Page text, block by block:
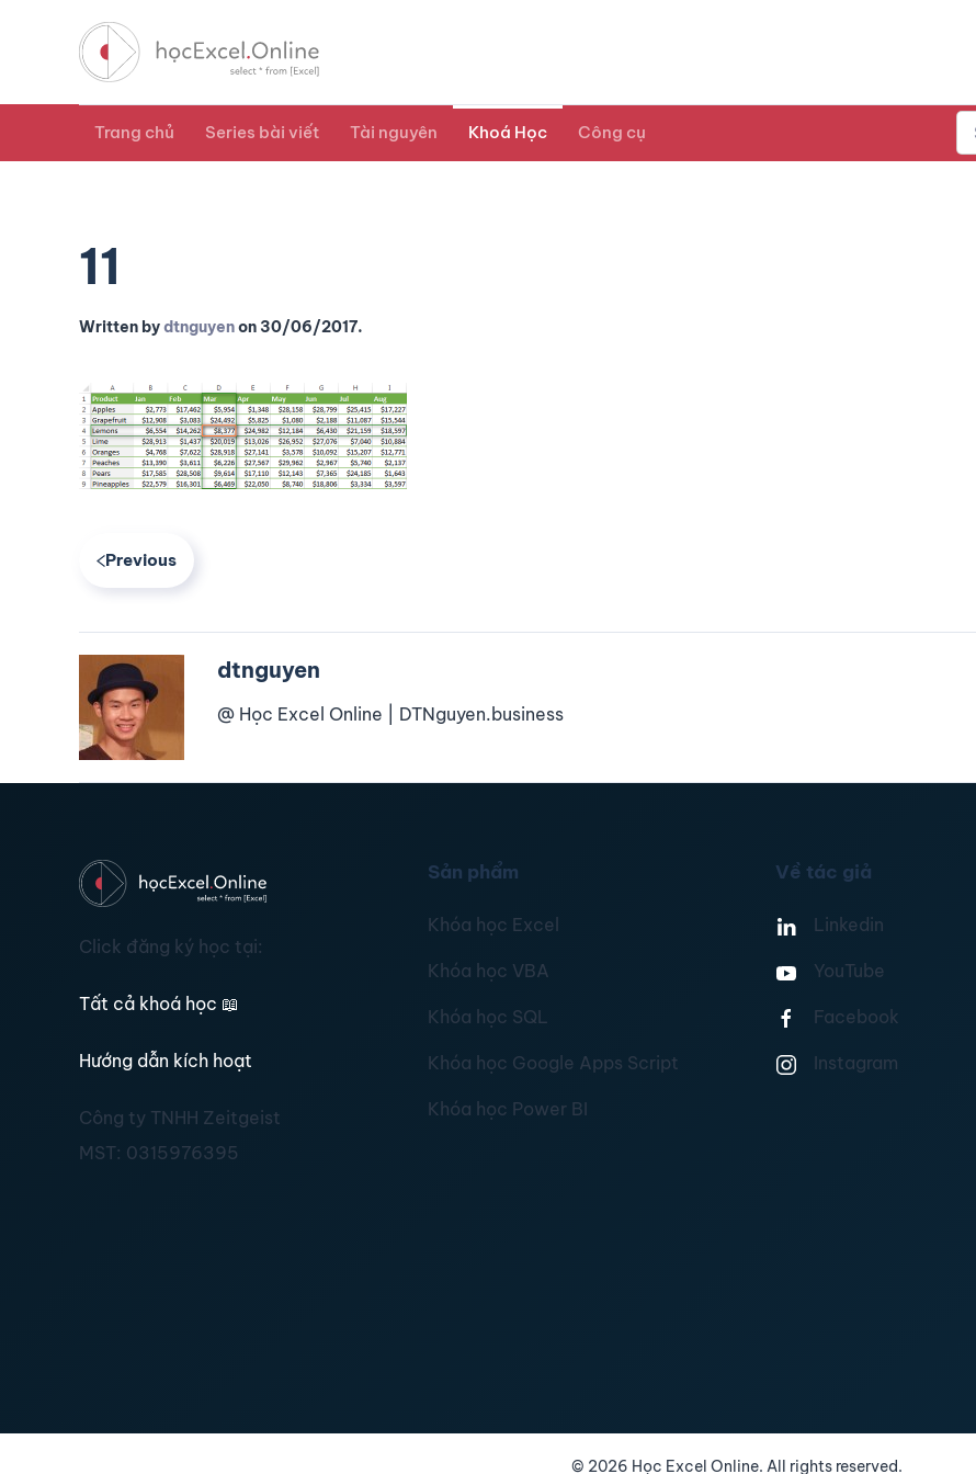
Trang chủ Series bài viết Tài nguyên Khoá Học Công cụ
11
Written bydtnguyenon 30/06/2017.
Previous
dtnguyen
@ Học Excel Online | DTNguyen.business
Click đăng ký học tại:
Tất cả khoá học 📖
Hướng dẫn kích hoạt
Công ty TNHH Zeitgeist
MST: 0315976395
Sản phẩm
Khóa học Excel
Khóa học VBA
Khóa học SQL
Khóa học Google Apps Script
Khóa học Power BI
Về tác giả
Linkedin
YouTube
Facebook
Instagram
© 2026 Học Excel Online. All rights reserved.